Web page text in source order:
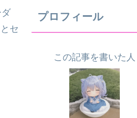
セ
プロフィール
この記事を書いた人